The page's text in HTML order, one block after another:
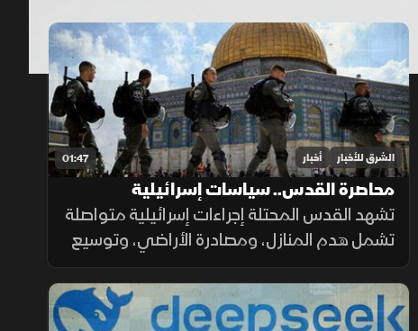
00:12/02:17
01:47 الشرق للأخبار أخبار
محاصرة القدس.. سياسات إسرائيلية
تشهد القدس المحتلة إجراءات إسرائيلية متواصلة
تشمل هدم المنازل، ومصادرة الأراضي، وتوسيع
المستوطنات، وتسوية الأراضي، وسط تحذيرات
من تغيير الواقع الديموغرافي والجغرافي
للمدينة.